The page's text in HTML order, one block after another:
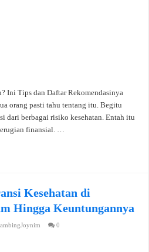
Ini Tips dan Daftar Rekomendasinya
orang pasti tahu tentang itu. Begitu
dari berbagai risiko kesehatan. Entah itu
finansial. …
Kesehatan di
Hingga Keuntungannya
0